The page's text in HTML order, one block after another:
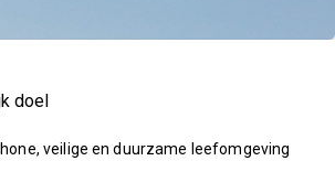
doel
veilige en duurzame leefomgeving